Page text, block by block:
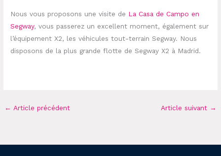
Nous vous proposons une visite de La Casa de Campo en
Segway, vous passerez un excellent moment, également sur
l’équipement X2, les véhicules tout-terrain Segway. Nous
disposons de la plus grande flotte de Segway X2 à Madrid.
← Article précédent Article suivant →